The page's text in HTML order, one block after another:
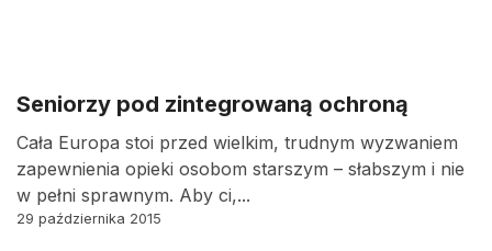
Seniorzy pod zintegrowaną ochroną
Cała Europa stoi przed wielkim, trudnym wyzwaniem
zapewnienia opieki osobom starszym – słabszym i nie
w pełni sprawnym. Aby ci,...
29 października 2015